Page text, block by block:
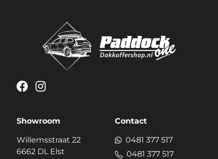
Showroom
Willemsstraat 22
6662 DL Elst
Contact
0481 377 517
0481 377 517